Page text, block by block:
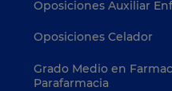
Oposiciones Auxiliar
Oposiciones Celador
Grado Medio en
Parafarmacia